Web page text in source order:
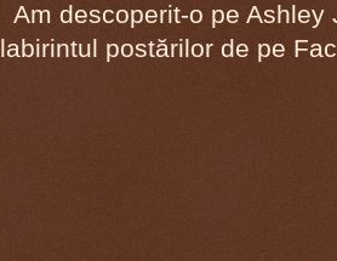
Am descoperit-o pe
labirintul postărilor de pe